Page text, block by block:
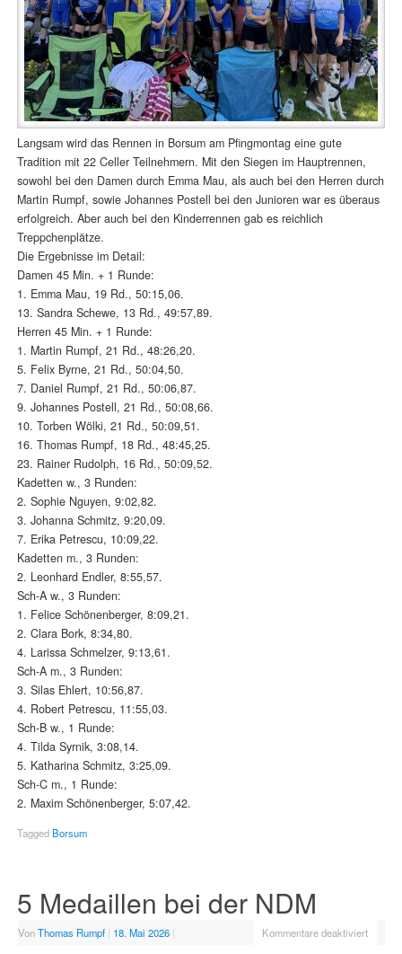
Langsam wird das Rennen in Borsum am Pfingmontag eine gute
Tradition mit 22 Celler Teilnehmern. Mit den Siegen im Hauptrennen,
sowohl bei den Damen durch Emma Mau, als auch bei den Herren durch
Martin Rumpf, sowie Johannes Postell bei den Junioren war es überaus
erfolgreich. Aber auch bei den Kinderrennen gab es reichlich
Treppchenplätze.
Die Ergebnisse im Detail:
Damen 45 Min. + 1 Runde:
1. Emma Mau, 19 Rd., 50:15,06.
13. Sandra Schewe, 13 Rd., 49:57,89.
Herren 45 Min. + 1 Runde:
1. Martin Rumpf, 21 Rd., 48:26,20.
5. Felix Byrne, 21 Rd., 50:04,50.
7. Daniel Rumpf, 21 Rd., 50:06,87.
9. Johannes Postell, 21 Rd., 50:08,66.
10. Torben Wölki, 21 Rd., 50:09,51.
16. Thomas Rumpf, 18 Rd., 48:45,25.
23. Rainer Rudolph, 16 Rd., 50:09,52.
Kadetten w., 3 Runden:
2. Sophie Nguyen, 9:02,82.
3. Johanna Schmitz, 9:20,09.
7. Erika Petrescu, 10:09,22.
Kadetten m., 3 Runden:
2. Leonhard Endler, 8:55,57.
Sch-A w., 3 Runden:
1. Felice Schönenberger, 8:09,21.
2. Clara Bork, 8:34,80.
4. Larissa Schmelzer, 9:13,61.
Sch-A m., 3 Runden:
3. Silas Ehlert, 10:56,87.
4. Robert Petrescu, 11:55,03.
Sch-B w., 1 Runde:
4. Tilda Syrnik, 3:08,14.
5. Katharina Schmitz, 3:25,09.
Sch-C m., 1 Runde:
2. Maxim Schönenberger, 5:07,42.
TaggedBorsum
5 Medaillen bei der NDM
VonThomas Rumpf | 18. Mai 2026 | Kommentare deaktiviert